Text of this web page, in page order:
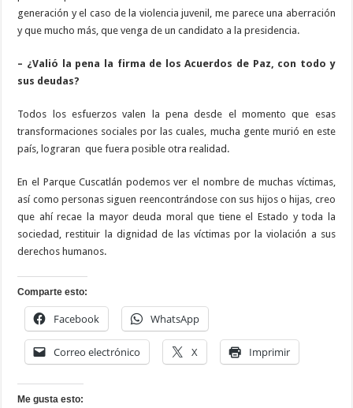
generación y el caso de la violencia juvenil, me parece una aberración
y que mucho más, que venga de un candidato a la presidencia.
– ¿Valió la pena la firma de los Acuerdos de Paz, con todo y
sus deudas?
Todos los esfuerzos valen la pena desde el momento que esas
transformaciones sociales por las cuales, mucha gente murió en este
país, lograran que fuera posible otra realidad.
En el Parque Cuscatlán podemos ver el nombre de muchas víctimas,
así como personas siguen reencontrándose con sus hijos o hijas, creo
que ahí recae la mayor deuda moral que tiene el Estado y toda la
sociedad, restituir la dignidad de las víctimas por la violación a sus
derechos humanos.
Comparte esto:
Facebook WhatsApp
Correo electrónico X Imprimir
Me gusta esto: